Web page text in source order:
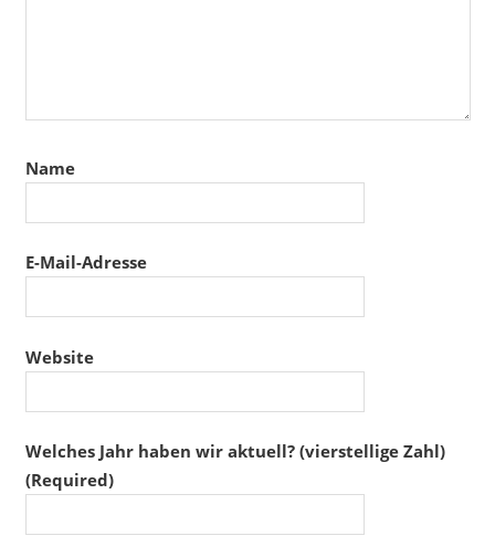
Name
E-Mail-Adresse
Website
Welches Jahr haben wir aktuell? (vierstellige Zahl)
(Required)